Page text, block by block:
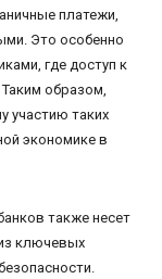
платежи,
Это особенно
где доступ к
образом,
участию таких
экономике в
также несет
ключевых